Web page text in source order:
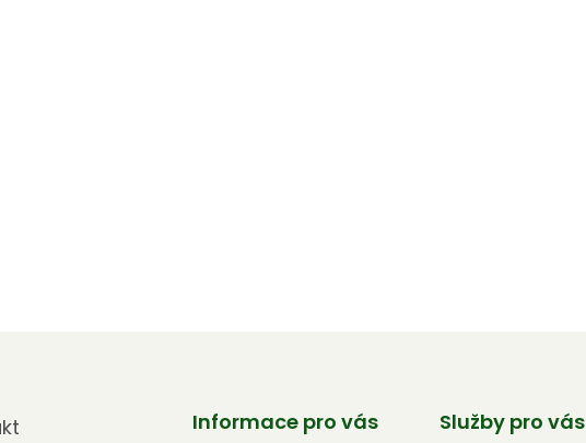
Informace pro vás Služby pro vás